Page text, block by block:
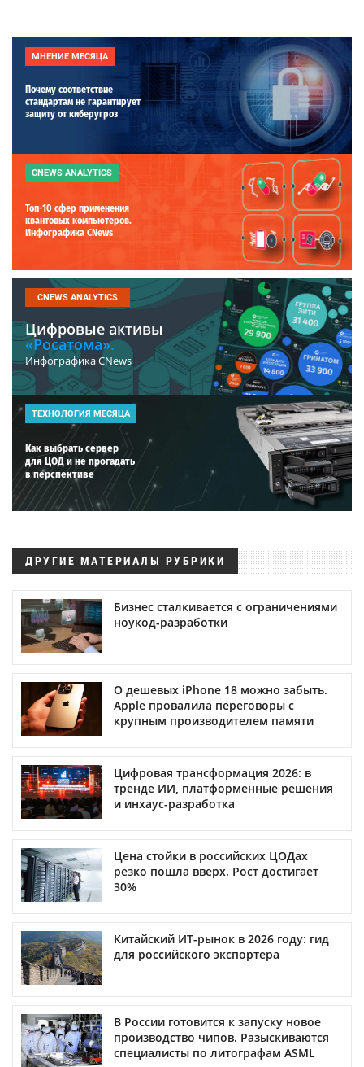
МНЕНИЕ МЕСЯЦА
Почему соответствие
стандартам не гарантирует
защиту от киберугроз
CNEWS ANALYTICS
Топ-10 сфер применения
квантовых компьютеров.
Инфографика CNews
CNEWS ANALYTICS
Цифровые активы
«Росатома».
Инфографика CNews
ТЕХНОЛОГИЯ МЕСЯЦА
Как выбрать сервер
для ЦОД и не прогадать
в перспективе
ДРУГИЕ МАТЕРИАЛЫ РУБРИКИ
Бизнес сталкивается с ограничениями
ноукод-разработки
О дешевых iPhone 18 можно забыть.
Apple провалила переговоры с
крупным производителем памяти
Цифровая трансформация 2026: в
тренде ИИ, платформенные решения
и инхаус-разработка
Цена стойки в российских ЦОДах
резко пошла вверх. Рост достигает
30%
Китайский ИТ-рынок в 2026 году: гид
для российского экспортера
В России готовится к запуску новое
производство чипов. Разыскиваются
специалисты по литографам ASML